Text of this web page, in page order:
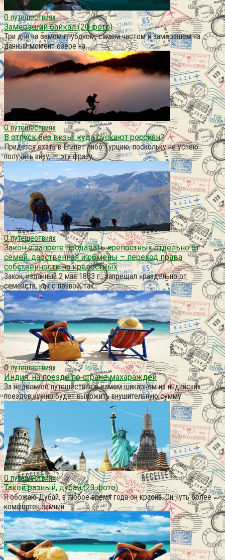
О путешествиях
Замерзший байкал (20 фото)
Три дня на самом глубоком, самом чистом и замерзшем на
данный момент озере на
О путешествиях
В отпуск без визы: куда пускают россиян?
Придется ехать в Египет либо Турцию, поскольку не успею
получить визу, — эту фразу
О путешествиях
Закон о запрете продавать крепостных отдельно от
семей. дарственная и обмены – переход права
собственности на крепостных
Закон, изданный 2 мая 1833 г., запрещал «раздельно от
семейств, как с почвой, так
О путешествиях
Индия: на поезде по стране махараждей
За недельное путешествие в самом шикарном из индийских
поездов нужно будет выложить внушительную сумму.
О путешествиях
Такой разный, дубай (23 фото)
Я обожаю Дубай, в любое время года он красив. Он чуть более
комфортен зимний